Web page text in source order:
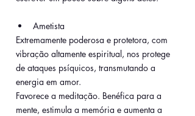
Ametista
Extremamente poderosa e protetora, com
vibração altamente espiritual, nos protege
de ataques psíquicos, transmutando a
energia em amor.
Favorece a meditação. Benéfica para a
mente, estimula a memória e aumenta a